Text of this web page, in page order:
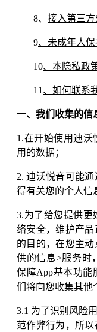
8、 接入第三
9、未成年人保
10、本隐私政
11 、如何联系
一、我们收集的信
1.在开始使用迪沃
用的数据；
2. 迪沃悦音可能
得有关您的个人信
3.为了给您提供更
络安全，维护产
的目的，在您主
供的信息>服务时
保障App基本功能
们将向您收集其他
3.1 为了识别风险
范作弊行为，所